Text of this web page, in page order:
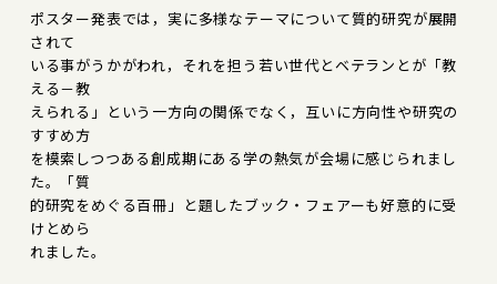
ポスター発表では，実に多様なテーマについて質的研究が展開
されて
いる事がうかがわれ，それを担う若い世代とベテランとが「教
える－教
えられる」という一方向の関係でなく，互いに方向性や研究の
すすめ方
を模索しつつある創成期にある学の熱気が会場に感じられまし
た。「質
的研究をめぐる百冊」と題したブック・フェアーも好意的に受
けとめら
れました。